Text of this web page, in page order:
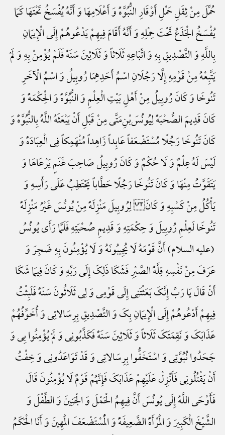
حُمِّلَ مِنْ ثِقَلِ حَمْلِ أَوْقَارِ النُّبُوَّهًْ وَ أَعْلَامِهَا وَ أَنَّهُ یُفْسَخُ تَحْتَهَا کَمَا
یُفْسَخُ الْجَذَعُ تَحْتَ حِمْلِهِ وَ أَنَّهُ أَقَامَ فِیهِمْ یَدْعُوهُمْ إِلَی الْإِیمَانِ
بِاللَّهِ وَ التَّصْدِیقِ بِهِ وَ اتِّبَاعِهِ ثَلَاثاً وَ ثَلَاثِینَ سَنَهًْ فَلَمْ یُؤْمِنْ بِهِ وَ لَمْ
یَتَّبِعْهُ مِنْ قَوْمِهِ إِلَّا رَجُلَانِ اسْمُ أَحَدِهِمَا رُوبِیلُ وَ اسْمُ الْآخَرِ
تَنُوخَا وَ کَانَ رُوبِیلُ مِنْ أَهْلِ بَیْتِ الْعِلْمِ وَ النُّبُوَّهًْ وَ الْحِکْمَهًْ وَ
کَانَ قَدِیمَ الصُّحْبَهًْ لِیُونُسَ‌بْنِ‌مَتَّی مِنْ قَبْلِ أَنْ یَبْعَثَهُ اللَّهُ بِالنُّبُوَّهًْ وَ
کَانَ تَنُوخَا رَجُلًا مُسْتَضْعَفاً عَابِداً زَاهِداً مُنْهَمِکاً فِی الْعِبَادَهًْ وَ
لَیْسَ لَهُ عِلْمٌ وَ لَا حُکْمٌ وَ کَانَ رُوبِیلُ صَاحِبَ غَنَمٍ یَرْعَاهَا وَ
یَتَقَوَّتُ مِنْهَا وَ کَانَ تَنُوخَا رَجُلًا حَطَّاباً یَحْتَطِبُ عَلَی رَأْسِهِ وَ
یَأْکُلُ مِنْ کَسْبِهِ وَ کَانَ لِرُوبِیلَ مَنْزِلَهًْ مِنْ یُونُسَ غَیْرُ مَنْزِلَهًْ
تَنُوخَا لَعِلْمِ رُوبِیلَ وَ حِکْمَتِهِ وَ قَدِیمِ صُحْبَتِهِ فَلَمَّا رَأَی یُونُسُ
(علیه السلام) أَنَّ قَوْمَهُ لَا یُجِیبُونَهُ وَ لَا یُؤْمِنُونَ بِهِ ضَجِرَ وَ
عَرَفَ مِنْ نَفْسِهِ قِلَّهًَْ الصَّبْرِ فَشَکَا ذَلِکَ إِلَی رَبِّهِ وَ کَانَ فِیمَا شَکَا
أَنْ قَالَ یَا رَبِّ إِنَّکَ بَعَثْتَنِی إِلَی قَوْمِی وَ لِی ثَلَاثُونَ سَنَهًْ فَلَبِثْتُ
فِیهِمْ أَدْعُوهُمْ إِلَی الْإِیمَانِ بِکَ وَ التَّصْدِیقِ بِرِسَالاتِی وَ أُخَوِّفُهُمْ
عَذَابَکَ وَ نَقِمَتَکَ ثَلَاثاً وَ ثَلَاثِینَ سَنَهًْ فَکَذَّبُونِی وَ لَمْ یُؤْمِنُوا بِی وَ
جَحَدُوا نُبُوَّتِی وَ اسْتَخَفُّوا بِرِسَالاتِی وَ قَدْ تَوَاعَدُونِی وَ خِفْتُ
أَنْ یَقْتُلُونِی فَأَنْزِلْ عَلَیْهِمْ عَذَابَکَ فَإِنَّهُمْ قَوْمٌ لَا یُؤْمِنُونَ قَالَ
فَأَوْحَی اللَّهُ إِلَی یُونُسَ أَنَّ فِیهِمُ الْحَمْلَ وَ الْجَنِینَ وَ الطِّفْلَ وَ
الشَّیْخَ الْکَبِیرَ وَ الْمَرْأَهًَْ الضَّعِیفَهًَْ وَ الْمُسْتَضْعَفَ الْمَهِینَ وَ أَنَا الْحَکَمُ